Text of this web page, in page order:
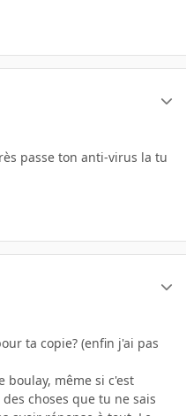
passe ton anti-virus la tu
ta copie? (enfin j'ai pas
boulay, même si c'est
choses que tu ne sais